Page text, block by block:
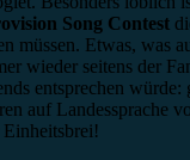
Song Contest
müssen. Etwas, was
wieder seitens der
entsprechen
auf Landessprache